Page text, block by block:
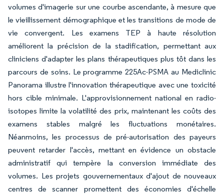
volumes d'imagerie sur une courbe ascendante, à mesure que
le vieillissement démographique et les transitions de mode de
vie convergent. Les examens TEP à haute résolution
améliorent la précision de la stadification, permettant aux
cliniciens d'adapter les plans thérapeutiques plus tôt dans les
parcours de soins. Le programme 225Ac-PSMA au Mediclinic
Panorama illustre l'innovation thérapeutique avec une toxicité
hors cible minimale. L'approvisionnement national en radio-
isotopes limite la volatilité des prix, maintenant les coûts des
examens stables malgré les fluctuations monétaires.
Néanmoins, les processus de pré-autorisation des payeurs
peuvent retarder l'accès, mettant en évidence un obstacle
administratif qui tempère la conversion immédiate des
volumes. Les projets gouvernementaux d'ajout de nouveaux
centres de scanner promettent des économies d'échelle